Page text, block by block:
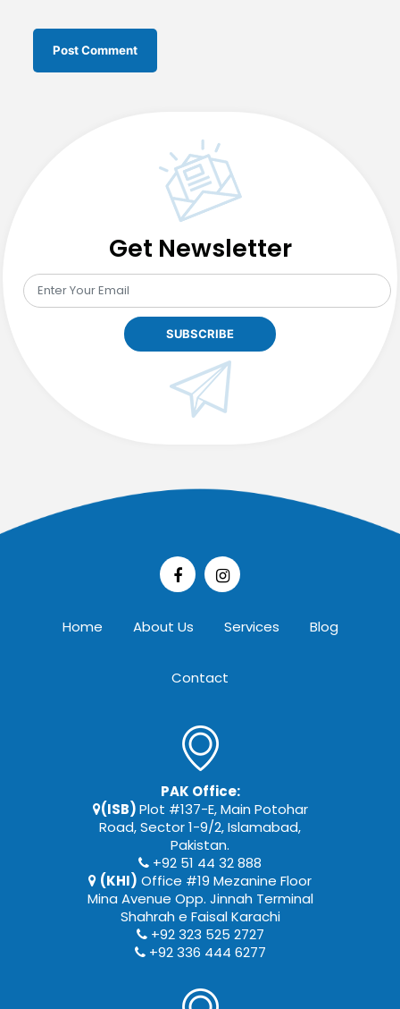
Get Newsletter
Home About Us Services Blog
Contact
PAK Office:
(ISB)Plot #137-E, Main Potohar
Road, Sector 1-9/2, Islamabad,
Pakistan.
+92 51 44 32 888
(KHI) Office #19 Mezanine Floor
Mina Avenue Opp. Jinnah Terminal
Shahrah e Faisal Karachi
+92 323 525 2727
+92 336 444 6277